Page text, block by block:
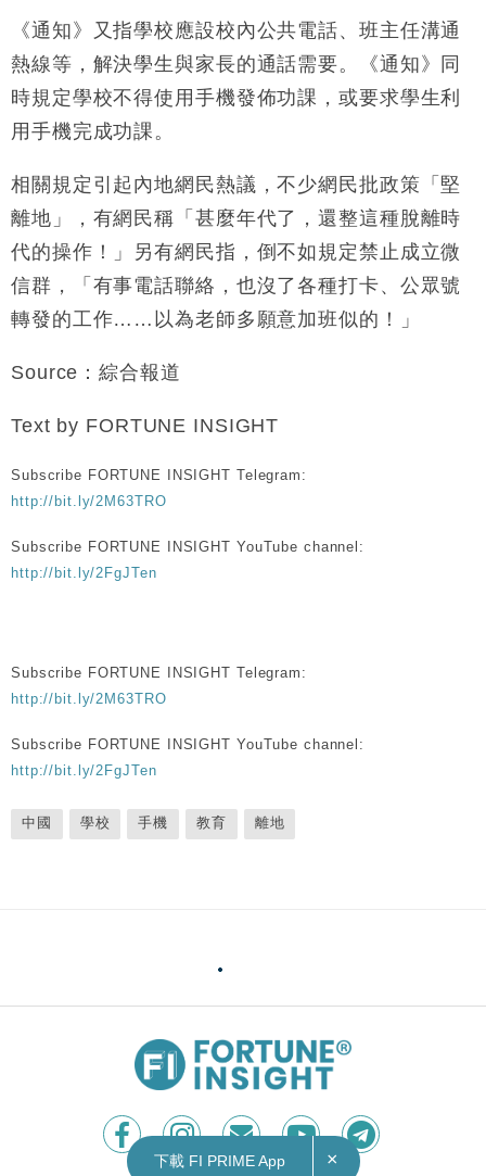
《通知》又指學校應設校內公共電話、班主任溝通
熱線等，解決學生與家長的通話需要。《通知》同
時規定學校不得使用手機發佈功課，或要求學生利
用手機完成功課。
相關規定引起內地網民熱議，不少網民批政策「堅
離地」，有網民稱「甚麼年代了，還整這種脫離時
代的操作！」另有網民指，倒不如規定禁止成立微
信群，「有事電話聯絡，也沒了各種打卡、公眾號
轉發的工作……以為老師多願意加班似的！」
Source：綜合報道
Text by FORTUNE INSIGHT
Subscribe FORTUNE INSIGHT Telegram:
http://bit.ly/2M63TRO
Subscribe FORTUNE INSIGHT YouTube channel:
http://bit.ly/2FgJTen
Subscribe FORTUNE INSIGHT Telegram:
http://bit.ly/2M63TRO
Subscribe FORTUNE INSIGHT YouTube channel:
http://bit.ly/2FgJTen
中國 學校 手機 教育 離地
下載 FI PRIME App ×